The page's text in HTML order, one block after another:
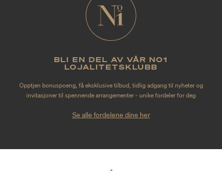
BLI EN DEL AV VÅR NO1
LOJALITETSKLUBB
Opptjen bonuspoeng, få eksklusive tilbud, tidlig adgang til nyheter og
invitasjoner til spennende arrangementer - unike fordeler for deg
Se alle fordelene dine her